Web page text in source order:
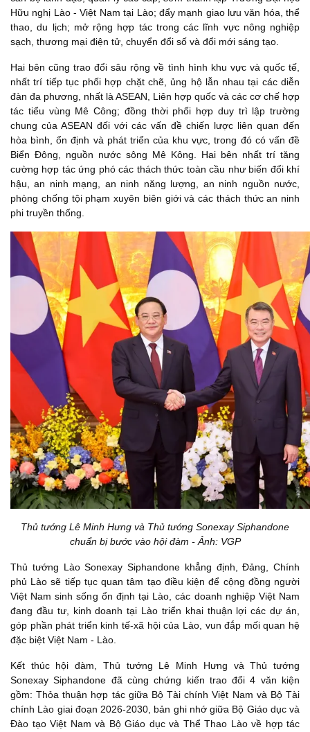
Hữu nghị Lào - Việt Nam tại Lào; đẩy mạnh giao lưu văn hóa, thể
thao, du lịch; mở rộng hợp tác trong các lĩnh vực nông nghiệp
sạch, thương mại điện tử, chuyển đổi số và đổi mới sáng tạo.
Hai bên cũng trao đổi sâu rộng về tình hình khu vực và quốc tế,
nhất trí tiếp tục phối hợp chặt chẽ, ủng hộ lẫn nhau tại các diễn
đàn đa phương, nhất là ASEAN, Liên hợp quốc và các cơ chế hợp
tác tiểu vùng Mê Công; đồng thời phối hợp duy trì lập trường
chung của ASEAN đối với các vấn đề chiến lược liên quan đến
hòa bình, ổn định và phát triển của khu vực, trong đó có vấn đề
Biển Đông, nguồn nước sông Mê Kông. Hai bên nhất trí tăng
cường hợp tác ứng phó các thách thức toàn cầu như biến đổi khí
hậu, an ninh mạng, an ninh năng lượng, an ninh nguồn nước,
phòng chống tội phạm xuyên biên giới và các thách thức an ninh
phi truyền thống.
Thủ tướng Lê Minh Hưng và Thủ tướng Sonexay Siphandone
chuẩn bị bước vào hội đàm - Ảnh: VGP
Thủ tướng Lào Sonexay Siphandone khẳng định, Đảng, Chính
phủ Lào sẽ tiếp tục quan tâm tạo điều kiện để cộng đồng người
Việt Nam sinh sống ổn định tại Lào, các doanh nghiệp Việt Nam
đang đầu tư, kinh doanh tại Lào triển khai thuận lợi các dự án,
góp phần phát triển kinh tế-xã hội của Lào, vun đắp mối quan hệ
đặc biệt Việt Nam - Lào.
Kết thúc hội đàm, Thủ tướng Lê Minh Hưng và Thủ tướng
Sonexay Siphandone đã cùng chứng kiến trao đổi 4 văn kiện
gồm: Thỏa thuận hợp tác giữa Bộ Tài chính Việt Nam và Bộ Tài
chính Lào giai đoạn 2026-2030, bản ghi nhớ giữa Bộ Giáo dục và
Đào tạo Việt Nam và Bộ Giáo dục và Thể Thao Lào về hợp tác